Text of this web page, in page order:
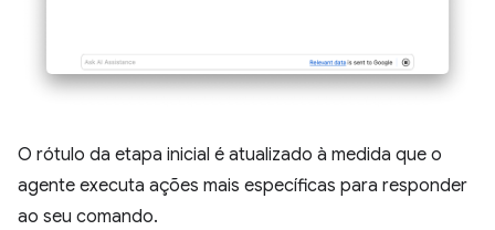
O rótulo da etapa inicial é atualizado à medida que o
agente executa ações mais específicas para responder
ao seu comando.